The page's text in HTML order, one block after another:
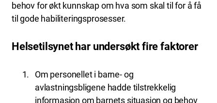
behov for økt kunnskap om hva som skal til for å få
til gode habiliteringsprosesser.
Helsetilsynet har undersøkt fire faktorer
Om personellet i barne- og
avlastningsbligene hadde tilstrekkelig
informasjon om barnets situasjon og behov